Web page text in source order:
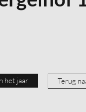
het jaar Terug